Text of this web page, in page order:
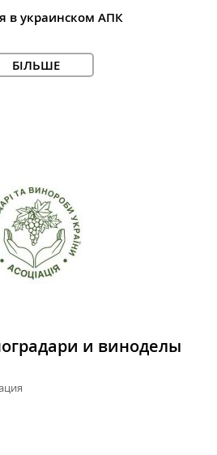
в украинском АПК
БІЛЬШЕ
и виноделы